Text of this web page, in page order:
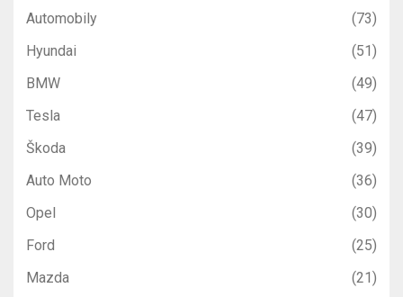
Automobily
(73)
Hyundai
(51)
BMW
(49)
Tesla
(47)
Škoda
(39)
Auto Moto
(36)
Opel
(30)
Ford
(25)
Mazda
(21)